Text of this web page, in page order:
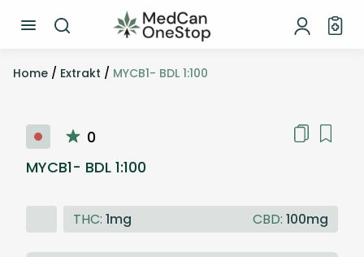
Home / Extrakt / MYCB1- BDL 1:100
0
MYCB1- BDL 1:100
THC: 1mg CBD: 100mg